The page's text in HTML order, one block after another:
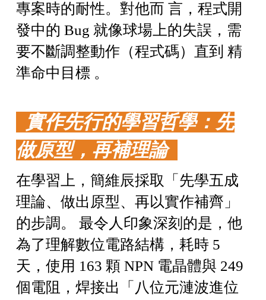
專案時的耐性。對他而 言，程式開
發中的 Bug 就像球場上的失誤，需
要不斷調整動作（程式碼）直到 精
準命中目標 。
實作先行的學習哲學：先
做原型，再補理論
在學習上，簡維辰採取「先學五成
理論、做出原型、再以實作補齊」
的步調。 最令人印象深刻的是，他
為了理解數位電路結構，耗時 5
天，使用 163 顆 NPN 電晶體與 249
個電阻，焊接出「八位元漣波進位